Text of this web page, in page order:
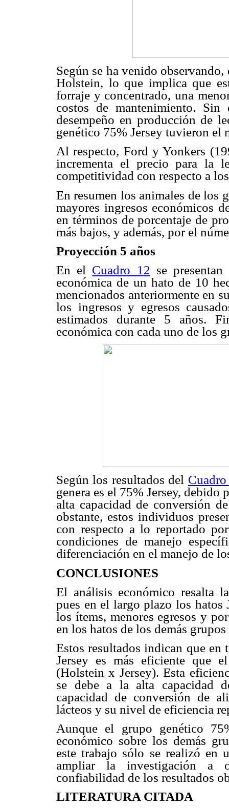
Según se ha venido
Holstein, lo que implica que
forraje y concentrado, una
costos de mantenimiento.
desempeño en producción de
genético 75% Jersey tuvieron el
Al respecto, Ford y Yonkers
incrementa el precio para la
competitividad con respecto a
En resumen los animales de los
mayores ingresos económicos
en términos de porcentaje de
más bajos, y además, por el
Proyección 5 años
En el Cuadro 12 se
económica de un hato de 10
mencionados anteriormente en
los ingresos y egresos
estimados durante 5 años.
económica con cada uno de los
Según los resultados del
genera es el 75% Jersey, debido
alta capacidad de conversión
obstante, estos individuos
con respecto a lo reportado
condiciones de manejo
diferenciación en el manejo de
CONCLUSIONES
El análisis económico resalta
pues en el largo plazo los hatos
los ítems, menores egresos y
en los hatos de los demás
Estos resultados indican que en
Jersey es más eficiente que
(Holstein x Jersey). Esta
se debe a la alta capacidad
capacidad de conversión de
lácteos y su nivel de eficiencia
Aunque el grupo genético
económico sobre los demás
este trabajo sólo se realizó en
ampliar la investigación a
confiabilidad de los resultados
LITERATURA CITADA